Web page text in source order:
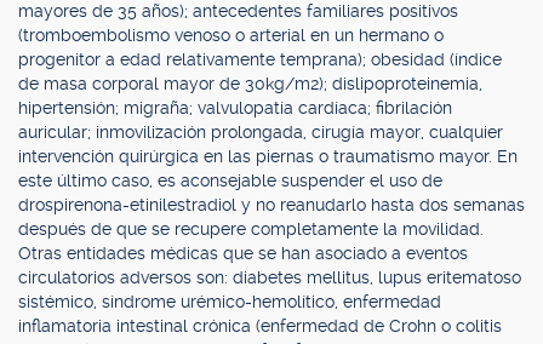
mayores de 35 años); antecedentes familiares positivos
(tromboembolismo venoso o arterial en un hermano o
progenitor a edad relativamente temprana); obesidad (índice
de masa corporal mayor de 30kg/m2); dislipoproteinemia,
hipertensión; migraña; valvulopatía cardíaca; fibrilación
auricular; inmovilización prolongada, cirugía mayor, cualquier
intervención quirúrgica en las piernas o traumatismo mayor. En
este último caso, es aconsejable suspender el uso de
drospirenona-etinilestradiol y no reanudarlo hasta dos semanas
después de que se recupere completamente la movilidad.
Otras entidades médicas que se han asociado a eventos
circulatorios adversos son: diabetes mellitus, lupus eritematoso
sistémico, síndrome urémico-hemolítico, enfermedad
inflamatoria intestinal crónica (enfermedad de Crohn o colitis